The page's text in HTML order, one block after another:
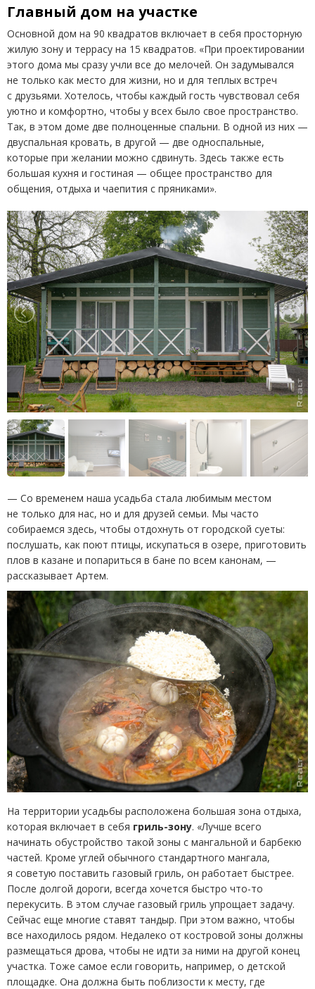
Главный дом на участке
Основной дом на 90 квадратов включает в себя просторную
жилую зону и террасу на 15 квадратов. «При проектировании
этого дома мы сразу учли все до мелочей. Он задумывался
не только как место для жизни, но и для теплых встреч
с друзьями. Хотелось, чтобы каждый гость чувствовал себя
уютно и комфортно, чтобы у всех было свое пространство.
Так, в этом доме две полноценные спальни. В одной из них —
двуспальная кровать, в другой — две односпальные,
которые при желании можно сдвинуть. Здесь также есть
большая кухня и гостиная — общее пространство для
общения, отдыха и чаепития с пряниками».
— Со временем наша усадьба стала любимым местом
не только для нас, но и для друзей семьи. Мы часто
собираемся здесь, чтобы отдохнуть от городской суеты:
послушать, как поют птицы, искупаться в озере, приготовить
плов в казане и попариться в бане по всем канонам, —
рассказывает Артем.
На территории усадьбы расположена большая зона отдыха,
которая включает в себя гриль-зону. «Лучше всего
начинать обустройство такой зоны с мангальной и барбекю
частей. Кроме углей обычного стандартного мангала,
я советую поставить газовый гриль, он работает быстрее.
После долгой дороги, всегда хочется быстро что-то
перекусить. В этом случае газовый гриль упрощает задачу.
Сейчас еще многие ставят тандыр. При этом важно, чтобы
все находилось рядом. Недалеко от костровой зоны должны
размещаться дрова, чтобы не идти за ними на другой конец
участка. Тоже самое если говорить, например, о детской
площадке. Она должна быть поблизости к месту, где